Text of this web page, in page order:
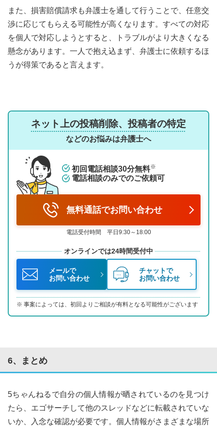
また、損害賠償請求も弁護士を通して行うことで、任意交
渉に応じてもらえる可能性が高くなります。すべての対応
を個人で対応しようとすると、トラブルがより大きくなる
懸念があります。一人で抱え込まず、弁護士に依頼するほ
うが得策であると言えます。
ネット上の投稿削除、投稿者の特定
などのお悩みは弁護士へ
初回電話相談30分無料※
電話相談のみでのご依頼可
無料通話でお問い合わせ
電話受付時間 平日9:30～18:00
オンラインでは24時間受付中
メールで
お問い合わせ
チャットで
お問い合わせ
事案によっては、初回よりご相談が有料となる可能性がございます
6、まとめ
5ちゃんねるで自分の個人情報が晒されているのを見つけ
たら、エゴサーチして他のスレッドなどに転載されていな
いか、入念な確認が必要です。個人情報がさまざまな場所